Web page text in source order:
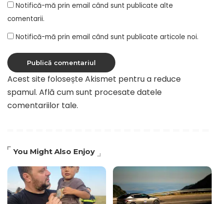
Notifică-mă prin email când sunt publicate alte
comentarii.
Notifică-mă prin email când sunt publicate articole noi.
Acest site folosește Akismet pentru a reduce
spamul. Află cum sunt procesate datele
comentariilor tale.
You Might Also Enjoy